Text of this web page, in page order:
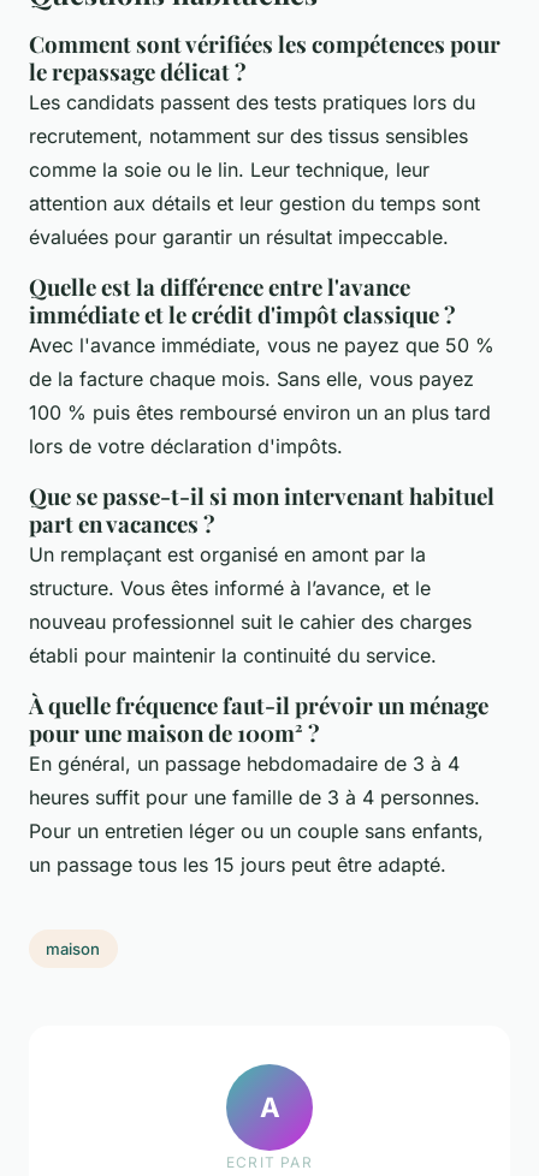
Comment sont vérifiées les compétences pour
le repassage délicat ?
Les candidats passent des tests pratiques lors du
recrutement, notamment sur des tissus sensibles
comme la soie ou le lin. Leur technique, leur
attention aux détails et leur gestion du temps sont
évaluées pour garantir un résultat impeccable.
Quelle est la différence entre l'avance
immédiate et le crédit d'impôt classique ?
Avec l'avance immédiate, vous ne payez que 50 %
de la facture chaque mois. Sans elle, vous payez
100 % puis êtes remboursé environ un an plus tard
lors de votre déclaration d'impôts.
Que se passe-t-il si mon intervenant habituel
part en vacances ?
Un remplaçant est organisé en amont par la
structure. Vous êtes informé à l’avance, et le
nouveau professionnel suit le cahier des charges
établi pour maintenir la continuité du service.
À quelle fréquence faut-il prévoir un ménage
pour une maison de 100m² ?
En général, un passage hebdomadaire de 3 à 4
heures suffit pour une famille de 3 à 4 personnes.
Pour un entretien léger ou un couple sans enfants,
un passage tous les 15 jours peut être adapté.
maison
A
ECRIT PAR